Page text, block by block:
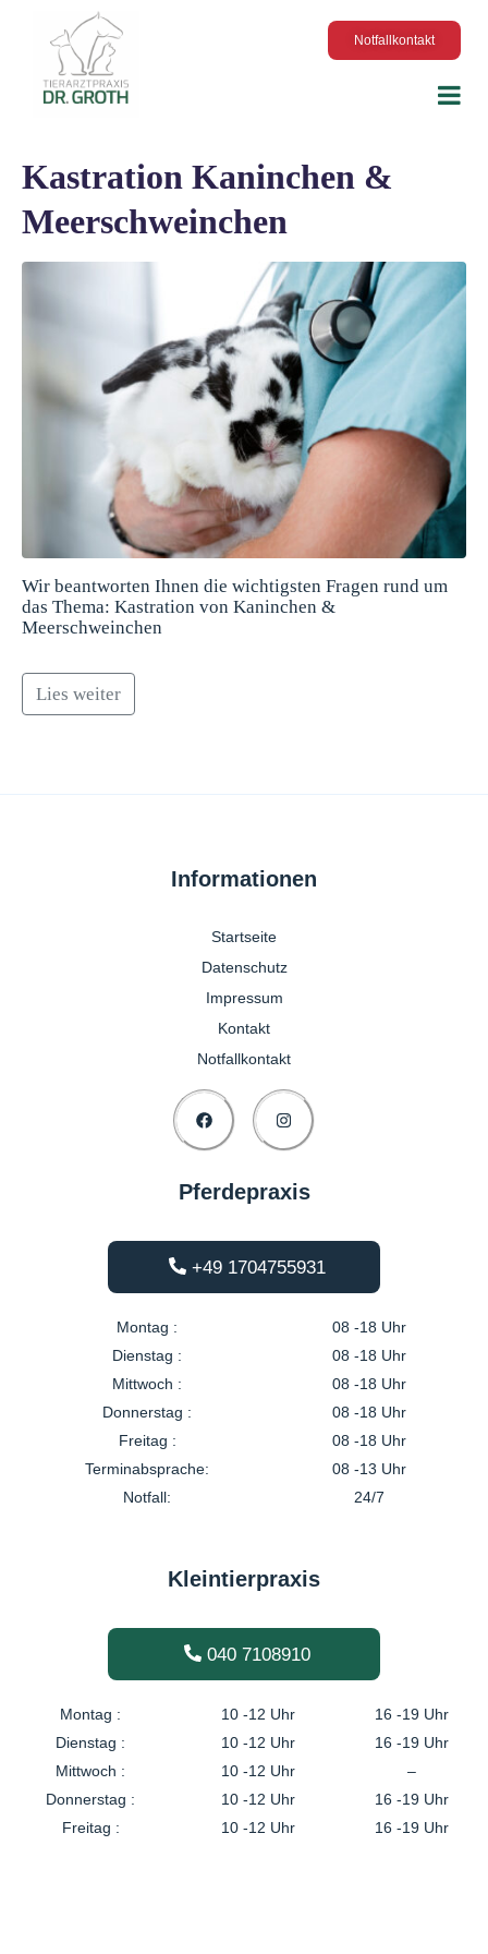
Notfallkontakt
Kastration Kaninchen &
Meerschweinchen
Wir beantworten Ihnen die wichtigsten Fragen rund um
das Thema: Kastration von Kaninchen &
Meerschweinchen
Lies weiter
Informationen
Startseite
Datenschutz
Impressum
Kontakt
Notfallkontakt
Pferdepraxis
+49 1704755931
Montag :
08 -18 Uhr
Dienstag :
08 -18 Uhr
Mittwoch :
08 -18 Uhr
Donnerstag :
08 -18 Uhr
Freitag :
08 -18 Uhr
Terminabsprache:
08 -13 Uhr
Notfall:
24/7
Kleintierpraxis
040 7108910
Montag : 10 -12 Uhr
16 -19 Uhr
Dienstag :
10 -12 Uhr
16 -19 Uhr
Mittwoch :
10 -12 Uhr
–
Donnerstag :
10 -12 Uhr
16 -19 Uhr
Freitag :
10 -12 Uhr 16 -19 Uhr